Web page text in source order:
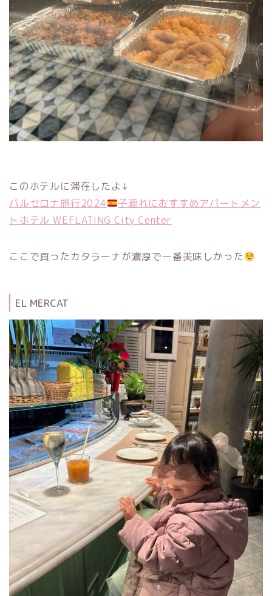
このホテルに滞在したよ↓
バルセロナ旅行2024
子連れにおすすめアパートメン
トホテル WEFLATING City Center
ここで買ったカタラーナが濃厚で一番美味しかった
EL MERCAT